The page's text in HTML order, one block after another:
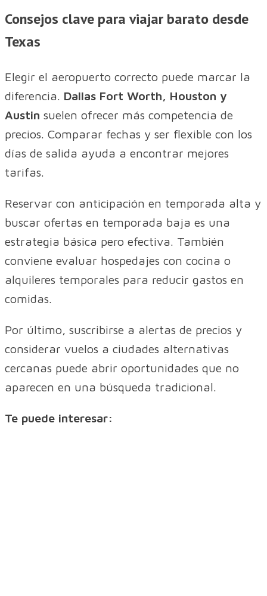
Consejos clave para viajar barato desde
Texas
Elegir el aeropuerto correcto puede marcar la
diferencia. Dallas Fort Worth, Houston y
Austin suelen ofrecer más competencia de
precios. Comparar fechas y ser flexible con los
días de salida ayuda a encontrar mejores
tarifas.
Reservar con anticipación en temporada alta y
buscar ofertas en temporada baja es una
estrategia básica pero efectiva. También
conviene evaluar hospedajes con cocina o
alquileres temporales para reducir gastos en
comidas.
Por último, suscribirse a alertas de precios y
considerar vuelos a ciudades alternativas
cercanas puede abrir oportunidades que no
aparecen en una búsqueda tradicional.
Te puede interesar: